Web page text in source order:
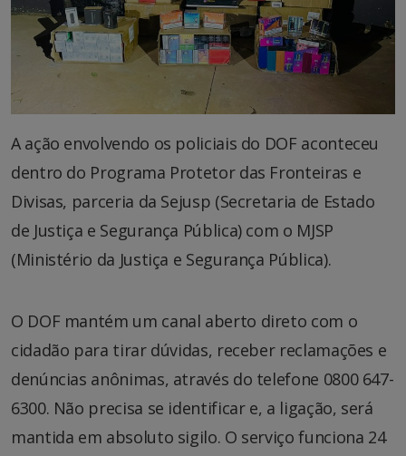
A ação envolvendo os policiais do DOF aconteceu
dentro do Programa Protetor das Fronteiras e
Divisas, parceria da Sejusp (Secretaria de Estado
de Justiça e Segurança Pública) com o MJSP
(Ministério da Justiça e Segurança Pública).
O DOF mantém um canal aberto direto com o
cidadão para tirar dúvidas, receber reclamações e
denúncias anônimas, através do telefone 0800 647-
6300. Não precisa se identificar e, a ligação, será
mantida em absoluto sigilo. O serviço funciona 24